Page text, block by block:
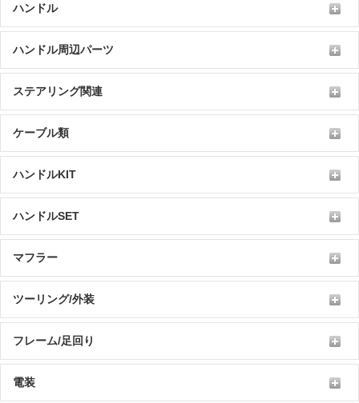
ハンドル
ハンドル周辺パーツ
ステアリング関連
ケーブル類
ハンドルKIT
ハンドルSET
マフラー
ツーリング/外装
フレーム/足回り
電装